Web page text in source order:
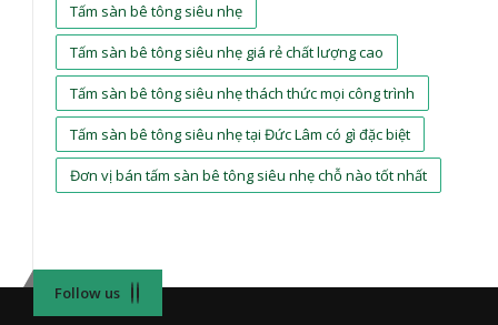
Tấm sàn bê tông siêu nhẹ
Tấm sàn bê tông siêu nhẹ giá rẻ chất lượng cao
Tấm sàn bê tông siêu nhẹ thách thức mọi công trình
Tấm sàn bê tông siêu nhẹ tại Đức Lâm có gì đặc biệt
Đơn vị bán tấm sàn bê tông siêu nhẹ chỗ nào tốt nhất
Follow us